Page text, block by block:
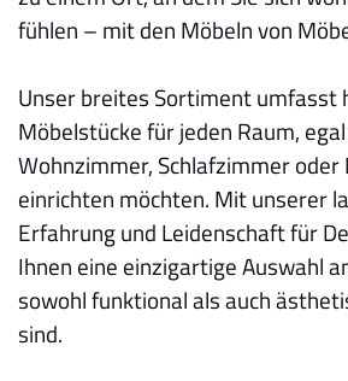
fühlen – mit den Möbeln von
Unser breites Sortiment umfasst
Möbelstücke für jeden Raum,
Wohnzimmer, Schlafzimmer
einrichten möchten. Mit unserer
Erfahrung und Leidenschaft für
Ihnen eine einzigartige Auswahl
sowohl funktional als auch
sind.